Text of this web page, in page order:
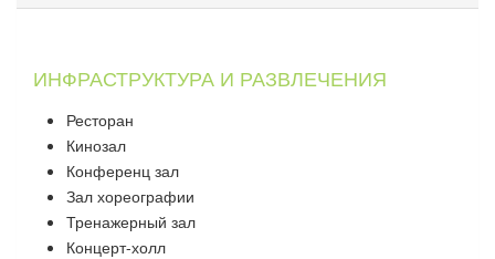
ИНФРАСТРУКТУРА И РАЗВЛЕЧЕНИЯ
Ресторан
Кинозал
Конференц зал
Зал хореографии
Тренажерный зал
Концерт-холл